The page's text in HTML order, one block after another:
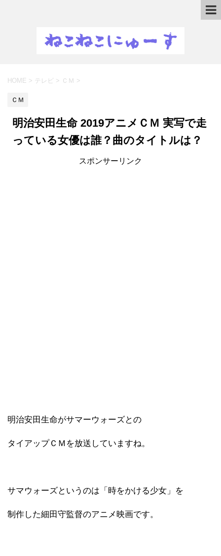
HOME > テレビ > ＣＭ >
ＣＭ
明治安田生命 2019アニメＣＭ 実写で走
っている女優は誰？曲のタイトルは？
スポンサーリンク
明治安田生命がサマーウォーズとの
タイアップＣＭを放送していますね。
サマウォーズというのは「時をかける少女」を
制作した細田守監督のアニメ映画です。